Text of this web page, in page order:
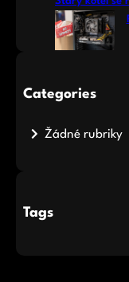
Categories
Žádné rubriky
Tags